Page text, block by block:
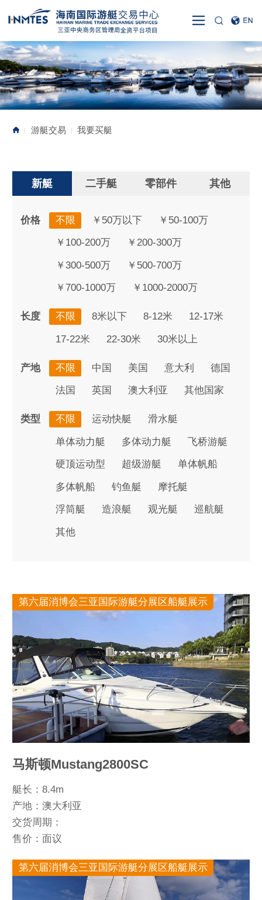
| 游艇交易 | 我要买艇
新艇 二手艇 零部件 其他
价格 不限 ￥50万以下 ￥50-100万
￥100-200万 ￥200-300万
￥300-500万 ￥500-700万
￥700-1000万 ￥1000-2000万
长度 不限 8米以下 8-12米 12-17米
17-22米 22-30米 30米以上
产地 不限 中国 美国 意大利 德国
法国 英国 澳大利亚 其他国家
类型 不限 运动快艇 滑水艇
单体动力艇 多体动力艇 飞桥游艇
硬顶运动型 超级游艇 单体帆船
多体帆船 钓鱼艇 摩托艇
浮筒艇 造浪艇 观光艇 巡航艇
其他
第六届消博会三亚国际游艇分展区船艇展示
马斯顿Mustang2800SC
艇长：8.4m
产地：澳大利亚
交货周期：
售价：面议
第六届消博会三亚国际游艇分展区船艇展示